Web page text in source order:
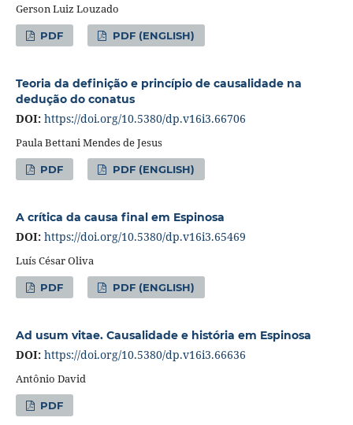
Gerson Luiz Louzado
PDF PDF (ENGLISH)
Teoria da definição e princípio de causalidade na
dedução do conatus
DOI: https://doi.org/10.5380/dp.v16i3.66706
Paula Bettani Mendes de Jesus
PDF PDF (ENGLISH)
A crítica da causa final em Espinosa
DOI: https://doi.org/10.5380/dp.v16i3.65469
Luís César Oliva
PDF PDF (ENGLISH)
Ad usum vitae. Causalidade e história em Espinosa
DOI: https://doi.org/10.5380/dp.v16i3.66636
Antônio David
PDF